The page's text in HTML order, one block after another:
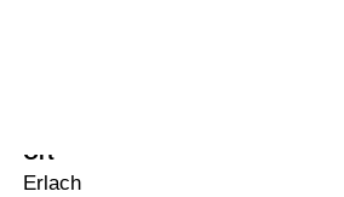
Ort
Erlach